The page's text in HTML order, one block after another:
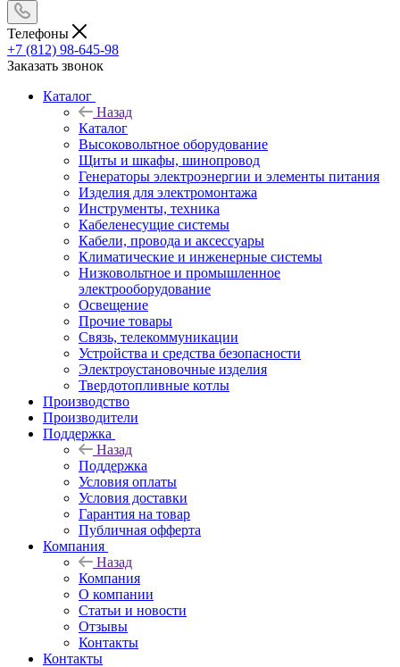
Телефоны
+7 (812) 98-645-98
Заказать звонок
Каталог
Назад
Каталог
Высоковольтное оборудование
Щиты и шкафы, шинопровод
Генераторы электроэнергии и элементы питания
Изделия для электромонтажа
Инструменты, техника
Кабеленесущие системы
Кабели, провода и аксессуары
Климатические и инженерные системы
Низковольтное и промышленное
электрооборудование
Освещение
Прочие товары
Связь, телекоммуникации
Устройства и средства безопасности
Электроустановочные изделия
Твердотопливные котлы
Производство
Производители
Поддержка
Назад
Поддержка
Условия оплаты
Условия доставки
Гарантия на товар
Публичная офферта
Компания
Назад
Компания
О компании
Статьи и новости
Отзывы
Контакты
Контакты